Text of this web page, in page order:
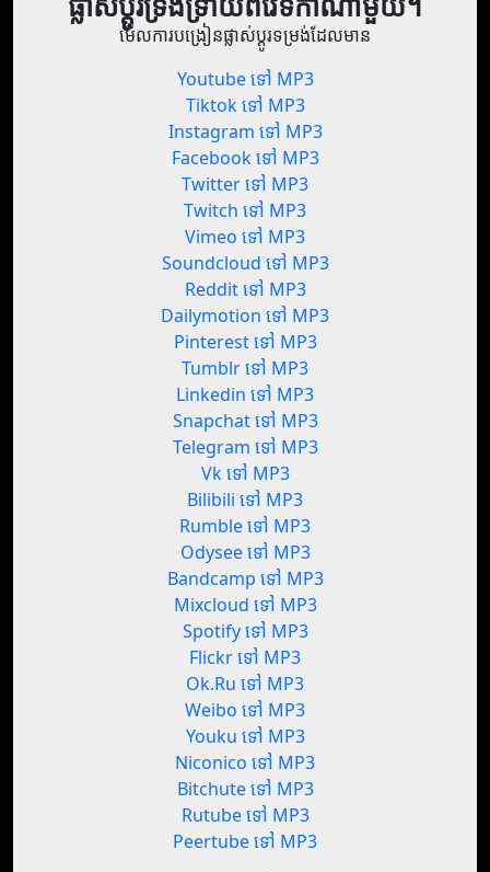
មើលការបង្រៀនផ្លាស់ប្តូរទម្រង់ដែលមាន
Youtube ទៅ MP3
Tiktok ទៅ MP3
Instagram ទៅ MP3
Facebook ទៅ MP3
Twitter ទៅ MP3
Twitch ទៅ MP3
Vimeo ទៅ MP3
Soundcloud ទៅ MP3
Reddit ទៅ MP3
Dailymotion ទៅ MP3
Pinterest ទៅ MP3
Tumblr ទៅ MP3
Linkedin ទៅ MP3
Snapchat ទៅ MP3
Telegram ទៅ MP3
Vk ទៅ MP3
Bilibili ទៅ MP3
Rumble ទៅ MP3
Odysee ទៅ MP3
Bandcamp ទៅ MP3
Mixcloud ទៅ MP3
Spotify ទៅ MP3
Flickr ទៅ MP3
Ok.Ru ទៅ MP3
Weibo ទៅ MP3
Youku ទៅ MP3
Niconico ទៅ MP3
Bitchute ទៅ MP3
Rutube ទៅ MP3
Peertube ទៅ MP3